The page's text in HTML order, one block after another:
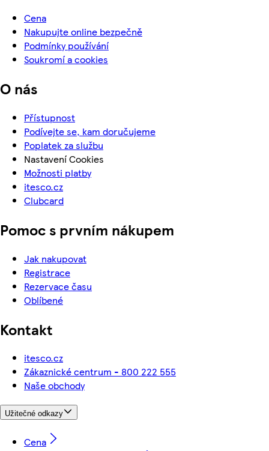
Cena
Nakupujte online bezpečně
Podmínky používání
Soukromí a cookies
O nás
Přístupnost
Podívejte se, kam doručujeme
Poplatek za službu
Nastavení Cookies
Možnosti platby
itesco.cz
Clubcard
Pomoc s prvním nákupem
Jak nakupovat
Registrace
Rezervace času
Oblíbené
Kontakt
itesco.cz
Zákaznické centrum - 800 222 555
Naše obchody
Užitečné odkazy
Cena